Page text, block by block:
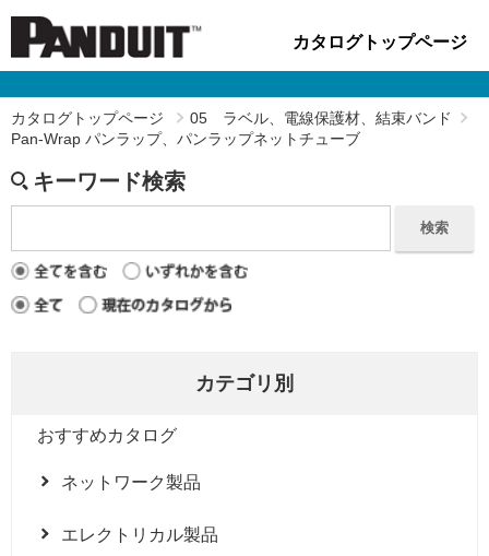
カタログトップページ
カタログトップページ
05 ラベル、電線保護材、結束バンド
Pan-Wrap パンラップ、パンラップネットチューブ
キーワード検索
検索
カテゴリ別
おすすめカタログ
ネットワーク製品
エレクトリカル製品